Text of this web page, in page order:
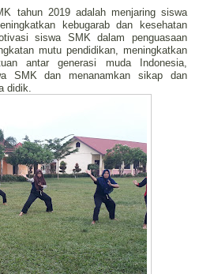
tahun 2019 adalah menjaring siswa
kebugarab dan kesehatan
siswa SMK dalam penguasaan
mutu pendidikan, meningkatkan
antar generasi muda Indonesia,
SMK dan menanamkan sikap dan
didik.